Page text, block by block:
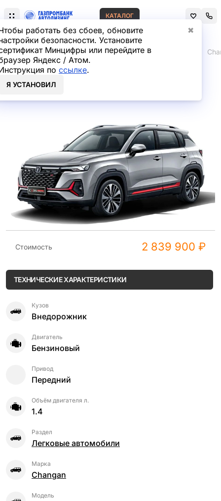
работать без сбоев, обновите
безопасности. Установите
Минцифры или перейдите в
Яндекс / Атом.
по ссылке.
Я УСТАНОВИЛ
✖
КАТАЛОГ
Главная Лизинг легковых автомобилей
Changan CS35 PLUS
Внедорожник в лизинг
Стоимость 2 839 900 ₽
ТЕХНИЧЕСКИЕ ХАРАКТЕРИСТИКИ
Кузов
Внедорожник
Двигатель
Бензиновый
Привод
Передний
Объём двигателя л.
1.4
Раздел
Легковые автомобили
Марка
Changan
Модель